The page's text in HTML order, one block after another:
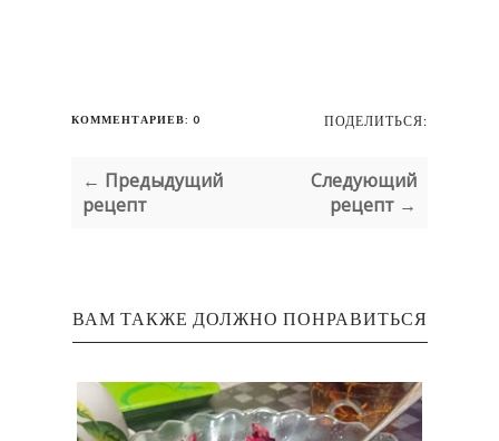
КОММЕНТАРИЕВ: 0 ПОДЕЛИТЬСЯ:
← Предыдущий
рецепт
Следующий
рецепт →
ВАМ ТАКЖЕ ДОЛЖНО ПОНРАВИТЬСЯ